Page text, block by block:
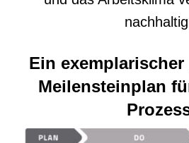
Ein
Meilensteinplan